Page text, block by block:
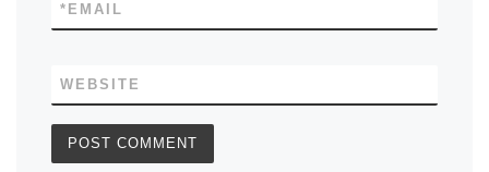
EMAIL
*
WEBSITE